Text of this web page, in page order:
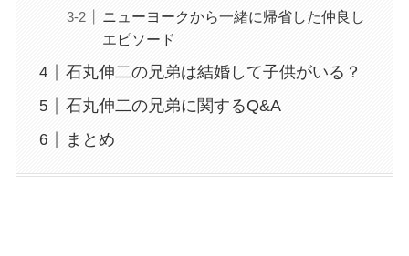
ニューヨークから一緒に帰省した仲良し
エピソード
石丸伸二の兄弟は結婚して子供がいる？
石丸伸二の兄弟に関するQ&A
まとめ